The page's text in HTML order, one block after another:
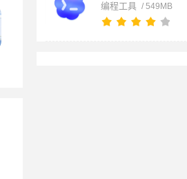
编程工具 / 549MB